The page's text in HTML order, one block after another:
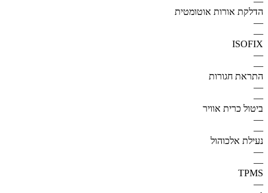
הדלקת אורות אוטומטית
—
—
ISOFIX
—
—
התראת חגורות
—
—
ביטול כרית אוויר
—
—
נעילת אלכוהול
—
—
TPMS
—